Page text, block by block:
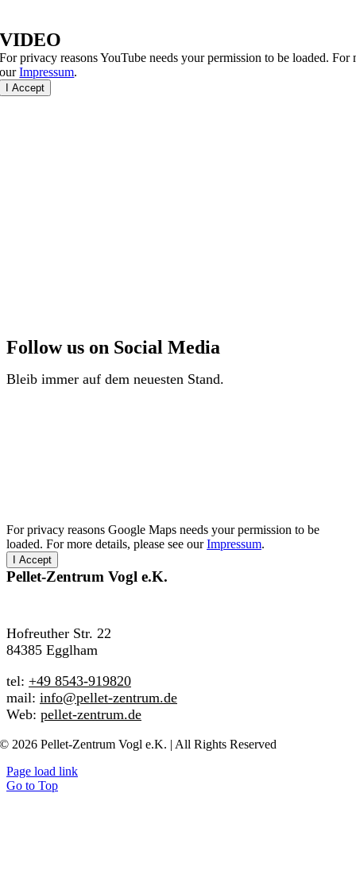
VIDEO
For privacy reasons YouTube needs your permission to be loaded. For
ourImpressum.
I Accept
Follow us on Social Media
Bleib immer auf dem neuesten Stand.
For privacy reasons Google Maps needs your permission to be
loaded. For more details, please see ourImpressum.
I Accept
Pellet-Zentrum Vogl e.K.
Hofreuther Str. 22
84385 Egglham
tel: +49 8543-919820
mail: info@pellet-zentrum.de
Web: pellet-zentrum.de
© 2026 Pellet-Zentrum Vogl e.K. | All Rights Reserved
Page load link
Go to Top